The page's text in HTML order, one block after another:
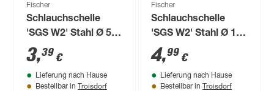
Fischer
Schlauchschelle
'SGS W2' Stahl Ø 50-
70 mm
3,39 €
Lieferung nach Hause
Bestellbar in Troisdorf
Fischer
Schlauchschelle
'SGS W2' Stahl Ø 12-
20 mm, 4 Stück
4,99 €
Lieferung nach Hause
Bestellbar in Troisdorf